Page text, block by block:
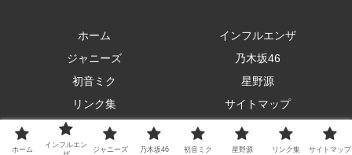
ホーム
インフルエンザ
ジャニーズ
乃木坂46
初音ミク
星野源
リンク集
サイトマップ
Copyright © 2021 いづみのここだけのお話 All Rights Reserved.
ホーム
インフルエン
ジャニーズ 乃木坂46 初音ミク 星野源 リンク集 サイトマップ